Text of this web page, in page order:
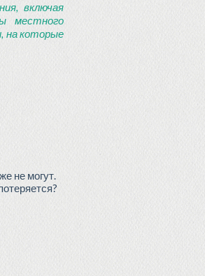
включая
местного
на которые
не могут.